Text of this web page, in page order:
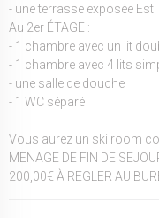
- une terrasse exposée Est
Au 2er ÉTAGE :
- 1 chambre avec un lit
- 1 chambre avec 4 lits
- une salle de douche
- 1 WC séparé
Vous aurez un ski room
MENAGE DE FIN DE
200,00€ À REGLER AU